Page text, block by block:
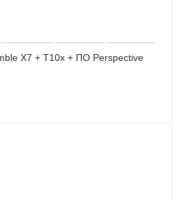
X7 + T10x + ПО Perspective